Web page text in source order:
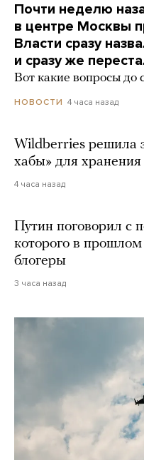
Почти неделю
в центре Москвы
Власти сразу
и сразу же
Вот какие вопросы до
НОВОСТИ 4 часа назад
Wildberries решила
хабы» для хранения
4 часа назад
Путин поговорил с
которого в прошлом
блогеры
3 часа назад